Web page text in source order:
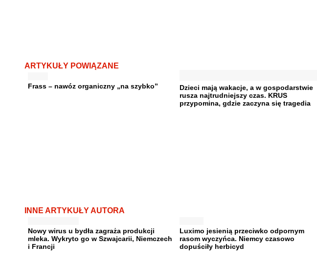
ARTYKUŁY POWIĄZANE
Frass – nawóz organiczny „na szybko”
Dzieci mają wakacje, a w gospodarstwie
rusza najtrudniejszy czas. KRUS
przypomina, gdzie zaczyna się tragedia
INNE ARTYKUŁY AUTORA
Nowy wirus u bydła zagraża produkcji
mleka. Wykryto go w Szwajcarii, Niemczech
i Francji
Luximo jesienią przeciwko odpornym
rasom wyczyńca. Niemcy czasowo
dopuściły herbicyd